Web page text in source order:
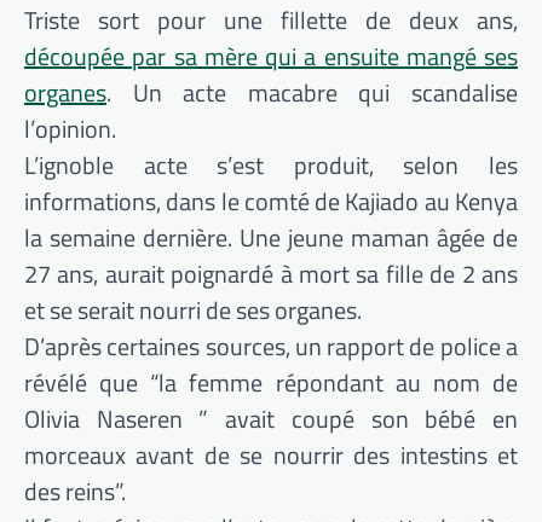
Triste sort pour une fillette de deux ans,
découpée par sa mère qui a ensuite mangé ses
organes. Un acte macabre qui scandalise
l’opinion.
L’ignoble acte s’est produit, selon les
informations, dans le comté de Kajiado au Kenya
la semaine dernière. Une jeune maman âgée de
27 ans, aurait poignardé à mort sa fille de 2 ans
et se serait nourri de ses organes.
D’après certaines sources, un rapport de police a
révélé que “la femme répondant au nom de
Olivia Naseren ” avait coupé son bébé en
morceaux avant de se nourrir des intestins et
des reins”.